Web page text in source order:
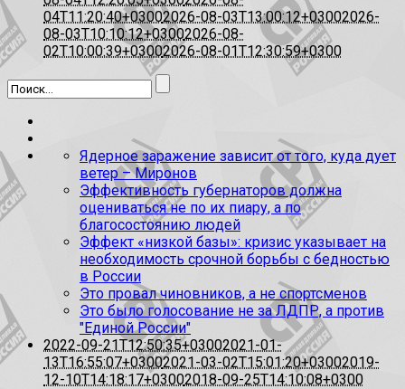
04T11:20:40+03002026-08-03T13:00:12+03002026-
08-03T10:10:12+03002026-08-
02T10:00:39+03002026-08-01T12:30:59+0300
Ядерное заражение зависит от того, куда дует
ветер – Миронов
Эффективность губернаторов должна
оцениваться не по их пиару, а по
благосостоянию людей
Эффект «низкой базы»: кризис указывает на
необходимость срочной борьбы с бедностью
в России
Это провал чиновников, а не спортсменов
Это было голосование не за ЛДПР, а против
"Единой России"
2022-09-21T12:50:35+03002021-01-
13T16:55:07+03002021-03-02T15:01:20+03002019-
12-10T14:18:17+03002018-09-25T14:10:08+0300